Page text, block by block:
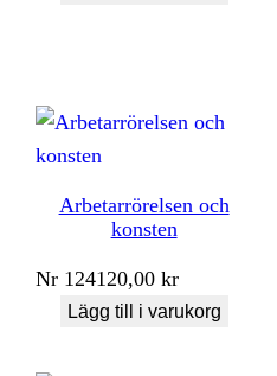
Arbetarrörelsen och
konsten
Nr 124120,00kr
Lägg till i varukorg